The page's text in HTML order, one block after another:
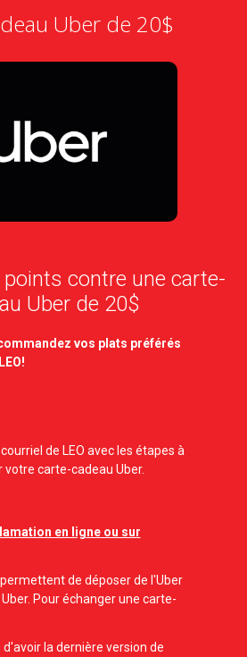
Uber de 20$
contre une carte-
Uber de 20$
vos plats préférés
de LEO avec les étapes à
votre carte-cadeau Uber.
en ligne ou sur
de déposer de l'Uber
Pour échanger une carte-
la dernière version de